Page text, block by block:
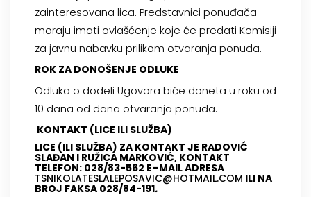
zainteresovana lica. Predstavnici ponuđača
moraju imati ovlašćenje koje će predati Komisiji
za javnu nabavku prilikom otvaranja ponuda.
ROK ZA DONOŠENJE ODLUKE
Odluka o dodeli Ugovora biće doneta u roku od
10 dana od dana otvaranja ponuda.
KONTAKT (LICE ILI SLUŽBA)
LICE (ILI SLUŽBA) ZA KONTAKT JE RADOVIĆ
SLAĐAN I RUŽICA MARKOVIĆ, KONTAKT
TELEFON: 028/83-562 E–MAIL ADRESA
TSNIKOLATESLALEPOSAVIC@HOTMAIL.COM ILI NA
BROJ FAKSA 028/84-191.